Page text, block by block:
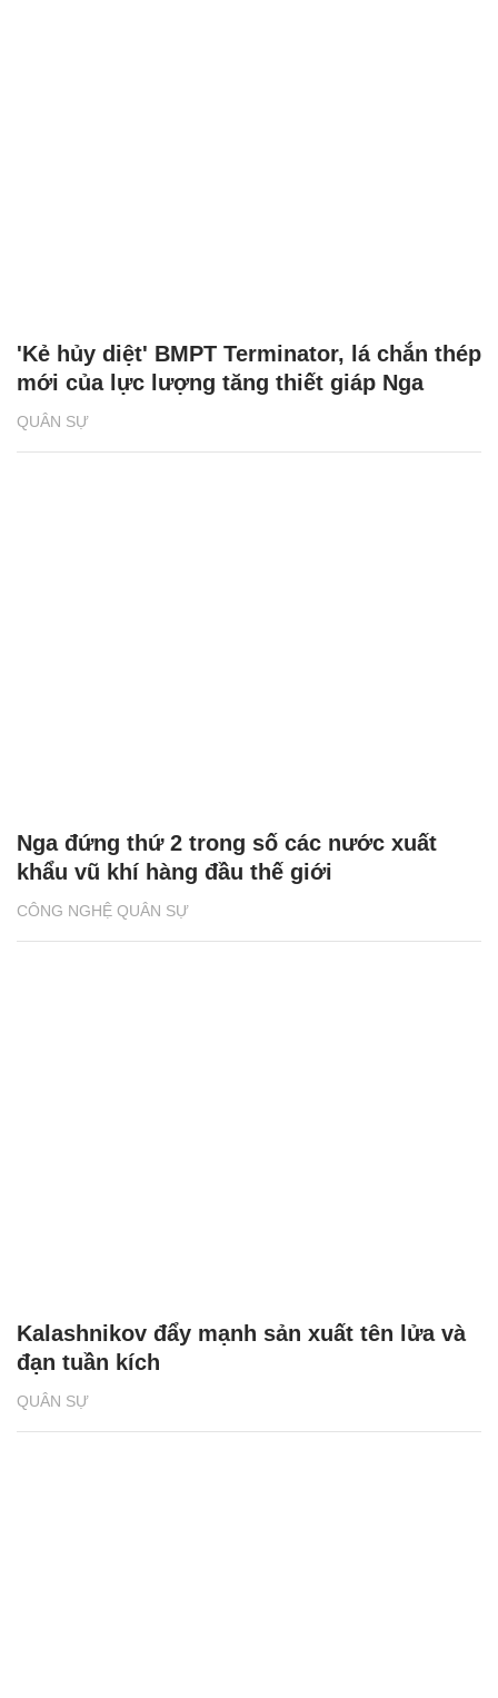
QUÂN SỰ
'Kẻ hủy diệt' BMPT Terminator, lá chắn thép
mới của lực lượng tăng thiết giáp Nga
CÔNG NGHỆ QUÂN SỰ
Nga đứng thứ 2 trong số các nước xuất
khẩu vũ khí hàng đầu thế giới
QUÂN SỰ
Kalashnikov đẩy mạnh sản xuất tên lửa và
đạn tuần kích